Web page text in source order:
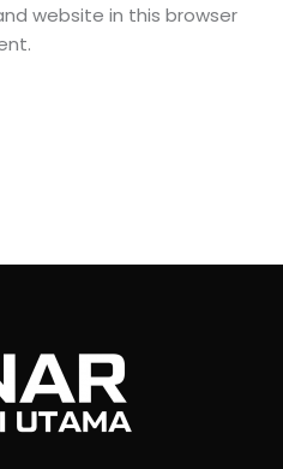
website in this browser